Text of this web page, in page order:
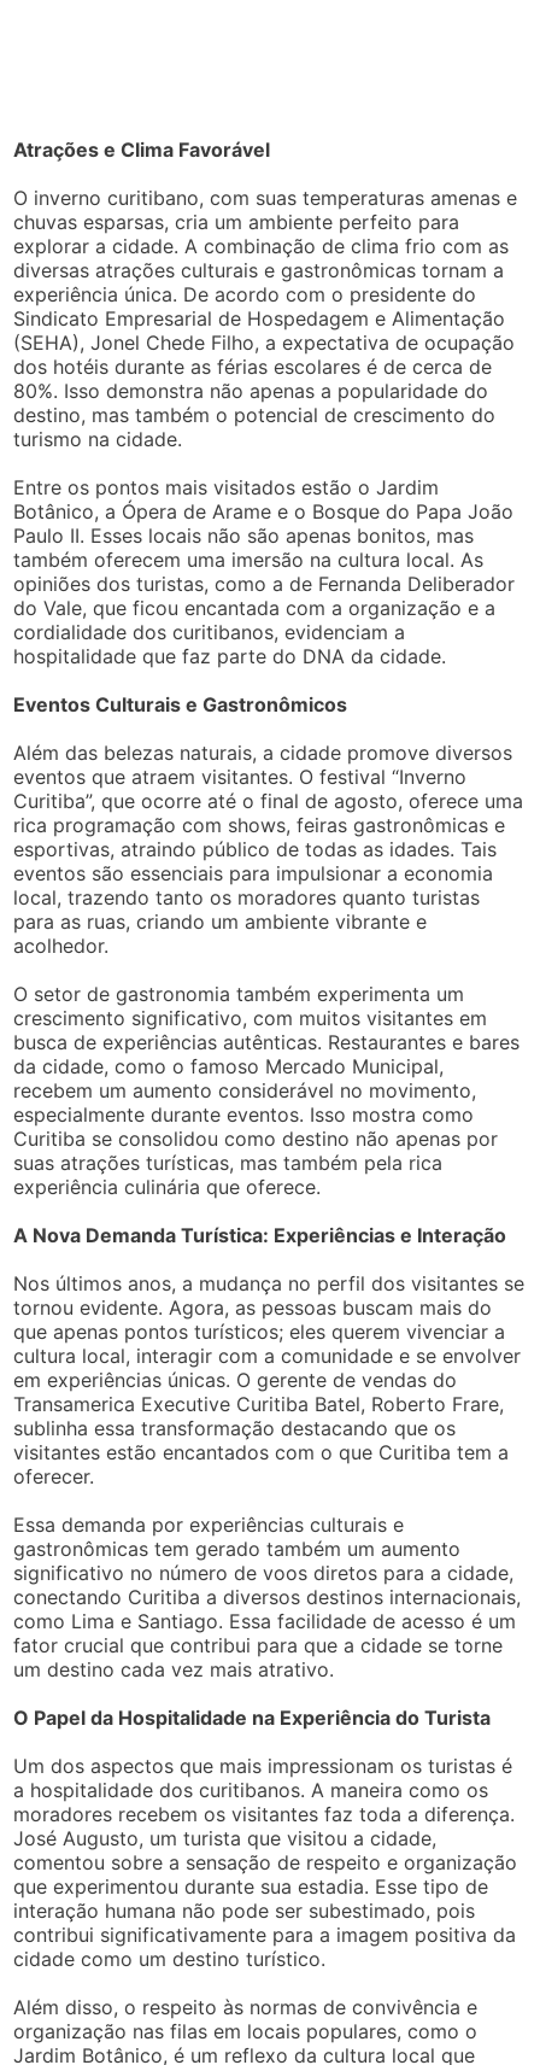
Atrações e Clima Favorável
O inverno curitibano, com suas temperaturas amenas e
chuvas esparsas, cria um ambiente perfeito para
explorar a cidade. A combinação de clima frio com as
diversas atrações culturais e gastronômicas tornam a
experiência única. De acordo com o presidente do
Sindicato Empresarial de Hospedagem e Alimentação
(SEHA), Jonel Chede Filho, a expectativa de ocupação
dos hotéis durante as férias escolares é de cerca de
80%. Isso demonstra não apenas a popularidade do
destino, mas também o potencial de crescimento do
turismo na cidade.
Entre os pontos mais visitados estão o Jardim
Botânico, a Ópera de Arame e o Bosque do Papa João
Paulo II. Esses locais não são apenas bonitos, mas
também oferecem uma imersão na cultura local. As
opiniões dos turistas, como a de Fernanda Deliberador
do Vale, que ficou encantada com a organização e a
cordialidade dos curitibanos, evidenciam a
hospitalidade que faz parte do DNA da cidade.
Eventos Culturais e Gastronômicos
Além das belezas naturais, a cidade promove diversos
eventos que atraem visitantes. O festival “Inverno
Curitiba”, que ocorre até o final de agosto, oferece uma
rica programação com shows, feiras gastronômicas e
esportivas, atraindo público de todas as idades. Tais
eventos são essenciais para impulsionar a economia
local, trazendo tanto os moradores quanto turistas
para as ruas, criando um ambiente vibrante e
acolhedor.
O setor de gastronomia também experimenta um
crescimento significativo, com muitos visitantes em
busca de experiências autênticas. Restaurantes e bares
da cidade, como o famoso Mercado Municipal,
recebem um aumento considerável no movimento,
especialmente durante eventos. Isso mostra como
Curitiba se consolidou como destino não apenas por
suas atrações turísticas, mas também pela rica
experiência culinária que oferece.
A Nova Demanda Turística: Experiências e Interação
Nos últimos anos, a mudança no perfil dos visitantes se
tornou evidente. Agora, as pessoas buscam mais do
que apenas pontos turísticos; eles querem vivenciar a
cultura local, interagir com a comunidade e se envolver
em experiências únicas. O gerente de vendas do
Transamerica Executive Curitiba Batel, Roberto Frare,
sublinha essa transformação destacando que os
visitantes estão encantados com o que Curitiba tem a
oferecer.
Essa demanda por experiências culturais e
gastronômicas tem gerado também um aumento
significativo no número de voos diretos para a cidade,
conectando Curitiba a diversos destinos internacionais,
como Lima e Santiago. Essa facilidade de acesso é um
fator crucial que contribui para que a cidade se torne
um destino cada vez mais atrativo.
O Papel da Hospitalidade na Experiência do Turista
Um dos aspectos que mais impressionam os turistas é
a hospitalidade dos curitibanos. A maneira como os
moradores recebem os visitantes faz toda a diferença.
José Augusto, um turista que visitou a cidade,
comentou sobre a sensação de respeito e organização
que experimentou durante sua estadia. Esse tipo de
interação humana não pode ser subestimado, pois
contribui significativamente para a imagem positiva da
cidade como um destino turístico.
Além disso, o respeito às normas de convivência e
organização nas filas em locais populares, como o
Jardim Botânico, é um reflexo da cultura local que